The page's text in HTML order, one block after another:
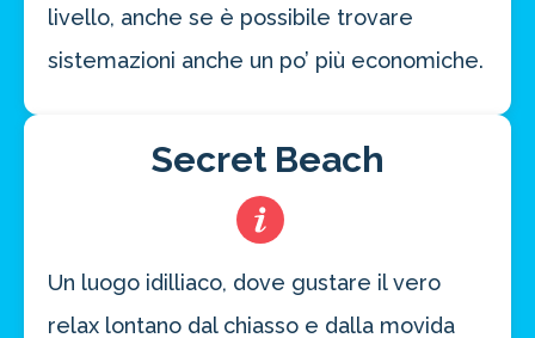
livello, anche se è possibile trovare
sistemazioni anche un po’ più economiche.
Secret Beach
Un luogo idilliaco, dove gustare il vero
relax lontano dal chiasso e dalla movida